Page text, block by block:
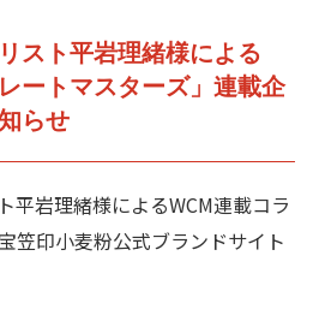
スト平岩理緒様による
ートマスターズ」連載企
らせ
平岩理緒様によるWCM連載コラ
笠印小麦粉公式ブランドサイト